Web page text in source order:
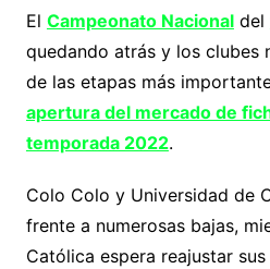
El Campeonato Nacionaldel
quedando atrás y los clubes
de las etapas más
apertura del mercado de
temporada 2022.
Colo Colo y Universidad de
frente a numerosas bajas,
Católica espera reajustar